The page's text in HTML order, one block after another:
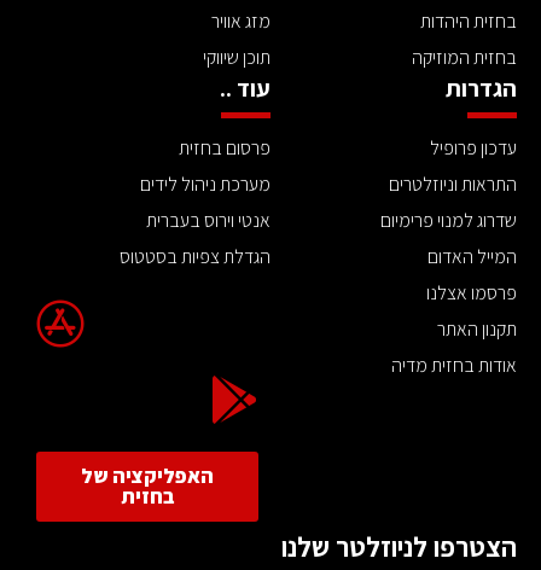
בחזית היהדות
בחזית המוזיקה
מזג אוויר
תוכן שיווקי
הגדרות
עדכון פרופיל
התראות וניוזלטרים
שדרוג למנוי פרימיום
המייל האדום
פרסמו אצלנו
תקנון האתר
אודות בחזית מדיה
עוד ..
פרסום בחזית
מערכת ניהול לידים
אנטי וירוס בעברית
הגדלת צפיות בסטטוס
האפליקציה של
בחזית
הצטרפו לניוזלטר שלנו